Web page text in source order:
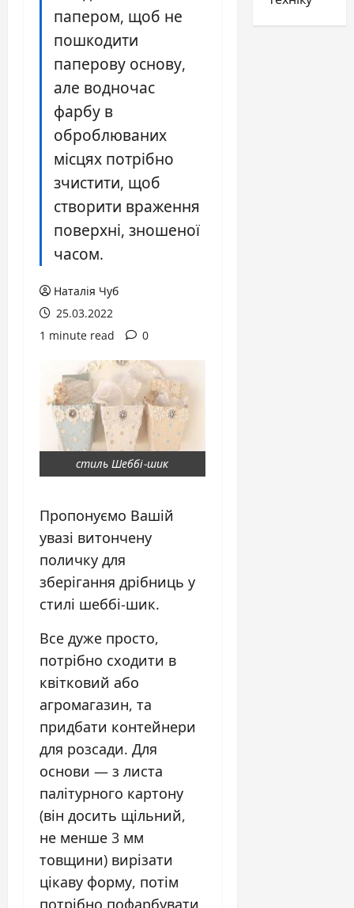
папером, щоб не
пошкодити
паперову основу,
але водночас
фарбу в
оброблюваних
місцях потрібно
зчистити, щоб
створити враження
поверхні, зношеної
часом.
Наталія Чуб
25.03.2022
1 minute read
0
стиль Шеббі-шик
Пропонуємо Вашій
увазі витончену
поличку для
зберігання дрібниць у
стилі шеббі-шик.
Все дуже просто,
потрібно сходити в
квітковий або
агромагазин, та
придбати контейнери
для розсади. Для
основи — з листа
палітурного картону
(він досить щільний,
не менше 3 мм
товщини) вирізати
цікаву форму, потім
потрібно пофарбувати